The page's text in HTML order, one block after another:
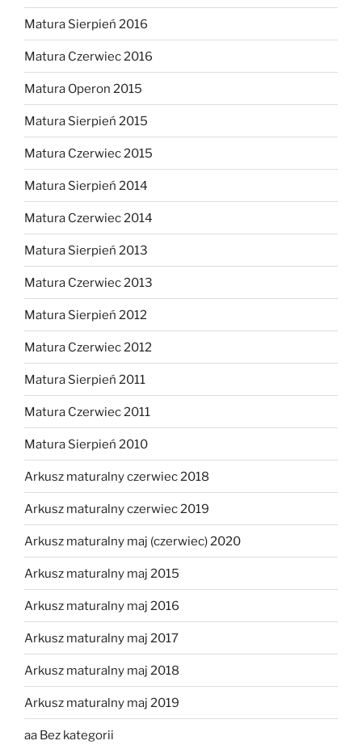
Matura Sierpień 2016
Matura Czerwiec 2016
Matura Operon 2015
Matura Sierpień 2015
Matura Czerwiec 2015
Matura Sierpień 2014
Matura Czerwiec 2014
Matura Sierpień 2013
Matura Czerwiec 2013
Matura Sierpień 2012
Matura Czerwiec 2012
Matura Sierpień 2011
Matura Czerwiec 2011
Matura Sierpień 2010
Arkusz maturalny czerwiec 2018
Arkusz maturalny czerwiec 2019
Arkusz maturalny maj (czerwiec) 2020
Arkusz maturalny maj 2015
Arkusz maturalny maj 2016
Arkusz maturalny maj 2017
Arkusz maturalny maj 2018
Arkusz maturalny maj 2019
aa Bez kategorii